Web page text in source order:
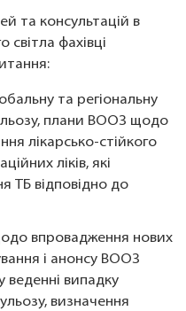
та консультацій в
світла фахівці
та регіональну
плани ВООЗ щодо
лікарсько-стійкого
ліків, які
ТБ відповідно до
впровадження нових
і анонсу ВООЗ
випадку
визначення